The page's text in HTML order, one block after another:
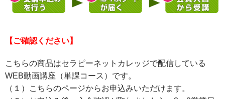
【ご確認ください】
こちらの商品はセラピーネットカレッジで配信している
WEB動画講座（単課コース）です。
（１）こちらのページからお申込みいただけます。